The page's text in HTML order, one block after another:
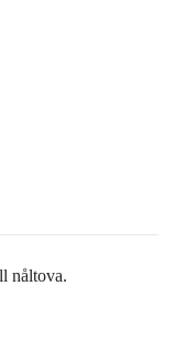
nåltova.